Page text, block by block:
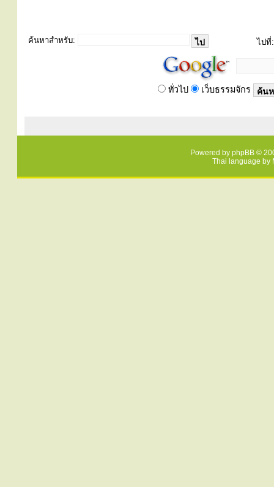
ค้นหาสำหรับ: ไปที่:
ทั่วไป เว็บธรรมจักร
Powered by phpBB ©
Thai language by